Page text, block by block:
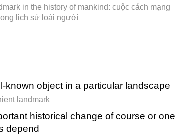
in the history of mankind: cuộc cách mạng
lịch sử loài người
known object in a particular landscape
landmark
historical change of course or one
depend